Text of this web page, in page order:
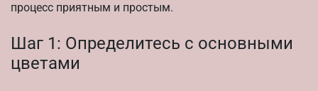
процесс приятным и простым.
Шаг 1: Определитесь с основными
цветами